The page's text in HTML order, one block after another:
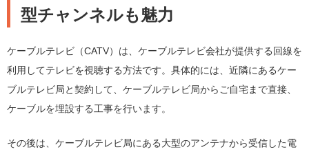
型チャンネルも魅力
ケーブルテレビ（CATV）は、ケーブルテレビ会社が提供する回線を
利用してテレビを視聴する方法です。具体的には、近隣にあるケー
ブルテレビ局と契約して、ケーブルテレビ局からご自宅まで直接、
ケーブルを埋設する工事を行います。
その後は、ケーブルテレビ局にある大型のアンテナから受信した電